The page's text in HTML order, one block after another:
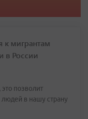
к мигрантам
в России
позволит
в нашу страну